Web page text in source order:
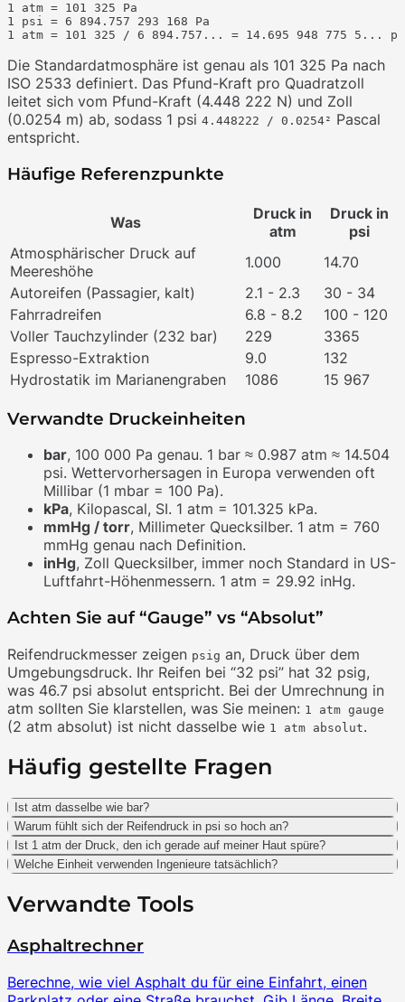
1 atm = 101 325 Pa
1 psi = 6 894.757 293 168 Pa
Die Standardatmosphäre ist genau als 101 325 Pa nach
ISO 2533 definiert. Das Pfund-Kraft pro Quadratzoll
leitet sich vom Pfund-Kraft (4.448 222 N) und Zoll
(0.0254 m) ab, sodass 1 psi 4.448222 / 0.0254² Pascal
entspricht.
Häufige Referenzpunkte
Was
Druck in
atm
Druck in
psi
Atmosphärischer Druck auf
Meereshöhe
1.000
14.70
Autoreifen (Passagier, kalt)
2.1 - 2.3
30 - 34
Fahrradreifen
6.8 - 8.2
100 - 120
Voller Tauchzylinder (232 bar)
229
3365
Espresso-Extraktion
9.0
132
Hydrostatik im Marianengraben
1086 15 967
Verwandte Druckeinheiten
bar, 100 000 Pa genau. 1 bar ≈ 0.987 atm ≈ 14.504
psi. Wettervorhersagen in Europa verwenden oft
Millibar (1 mbar = 100 Pa).
kPa, Kilopascal, SI. 1 atm = 101.325 kPa.
mmHg / torr, Millimeter Quecksilber. 1 atm = 760
mmHg genau nach Definition.
inHg, Zoll Quecksilber, immer noch Standard in US-
Luftfahrt-Höhenmessern. 1 atm = 29.92 inHg.
Achten Sie auf “Gauge” vs “Absolut”
Reifendruckmesser zeigen psig an, Druck über dem
Umgebungsdruck. Ihr Reifen bei “32 psi” hat 32 psig,
was 46.7 psi absolut entspricht. Bei der Umrechnung in
atm sollten Sie klarstellen, was Sie meinen: 1 atm gauge
(2 atm absolut) ist nicht dasselbe wie 1 atm absolut.
Häufig gestellte Fragen
Ist atm dasselbe wie bar?
Warum fühlt sich der Reifendruck in psi so hoch an?
Ist 1 atm der Druck, den ich gerade auf meiner Haut spüre?
Welche Einheit verwenden Ingenieure tatsächlich?
Verwandte Tools
Asphaltrechner
Berechne, wie viel Asphalt du für eine Einfahrt, einen